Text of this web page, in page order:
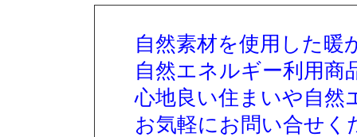
自然素材を使用した暖
自然エネルギー利用商
心地良い住まいや自然
お気軽にお問い合せく